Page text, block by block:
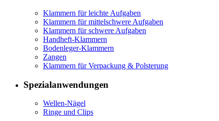
Klammern für leichte Aufgaben
Klammern für mittelschwere Aufgaben
Klammern für schwere Aufgaben
Handheft-Klammern
Bodenleger-Klammern
Zangen
Klammern für Verpackung & Polsterung
Spezialanwendungen
Wellen-Nägel
Ringe und Clips